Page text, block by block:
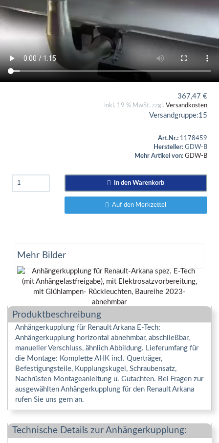
367,47 €
inkl. 19 % MwSt. zzgl. Versandkosten
Versandgruppe:15
Art.Nr.: 1178459
Hersteller: GDW-B
Mehr Artikel von: GDW-B
In den Warenkorb
Auf den Merkzettel
Mehr Bilder
Produktbeschreibung
Anhängerkupplung für Renault Arkana E-Tech:
Anhängerkupplung horizontal abnehmbar, abschließbar,
manueller Verschluss, ähnlich Abbildung. Lieferumfang für
die Montage: Komplette AHK incl. Querträger,
Befestigungsteile, Kupplungskugel, Schraubensatz,
Nachrüsten Montageanleitung u. Gutachten. Bei Fragen zur
ausgewählten Anhängerkupplung für den Renault Arkana
rufen Sie uns gern an.
Technische Details zur Anhängerkupplung: